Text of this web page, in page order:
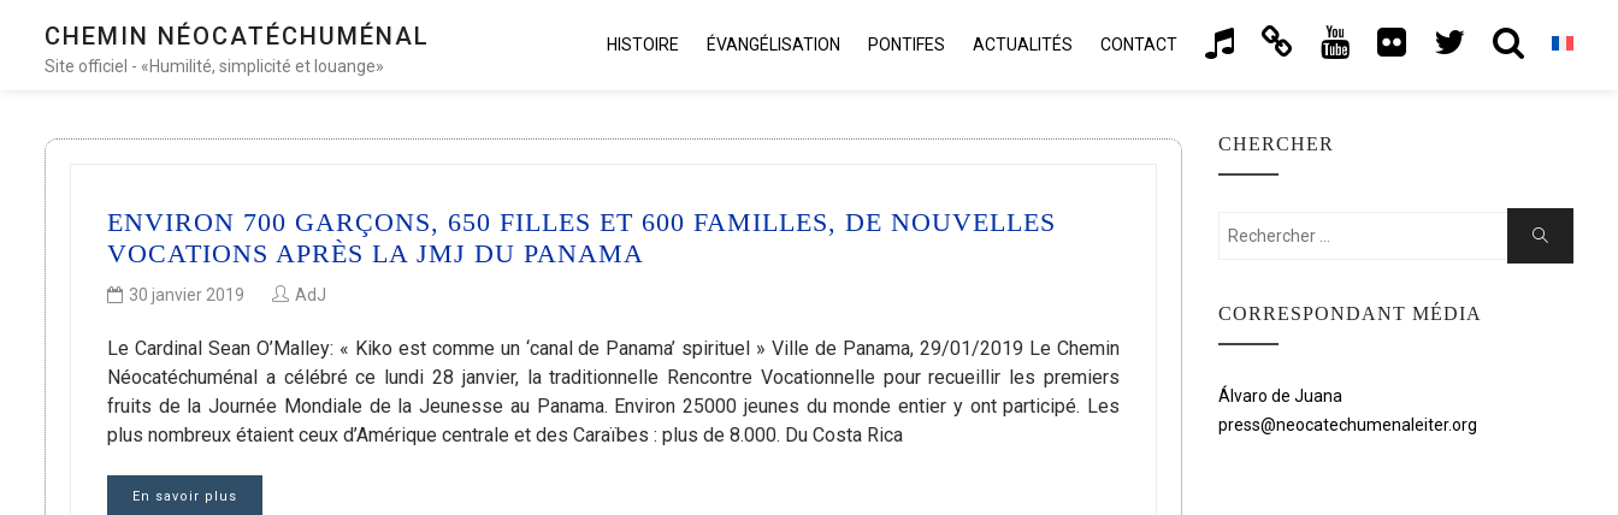
CHEMIN NÉOCATÉCHUMÉNAL
Site officiel - «Humilité, simplicité et louange»
HISTOIRE ÉVANGÉLISATION PONTIFES ACTUALITÉS CONTACT
ENVIRON 700 GARÇONS, 650 FILLES ET 600 FAMILLES, DE NOUVELLES
VOCATIONS APRÈS LA JMJ DU PANAMA
30 janvier 2019 AdJ
Le Cardinal Sean O’Malley: « Kiko est comme un ‘canal de Panama’ spirituel » Ville de Panama, 29/01/2019 Le Chemin
Néocatéchuménal a célébré ce lundi 28 janvier, la traditionnelle Rencontre Vocationnelle pour recueillir les premiers
fruits de la Journée Mondiale de la Jeunesse au Panama. Environ 25000 jeunes du monde entier y ont participé. Les
plus nombreux étaient ceux d’Amérique centrale et des Caraïbes : plus de 8.000. Du Costa Rica
En savoir plus
CHERCHER
Rechercher:
Chercher
CORRESPONDANT MÉDIA
Álvaro de Juana
press@neocatechumenaleiter.org